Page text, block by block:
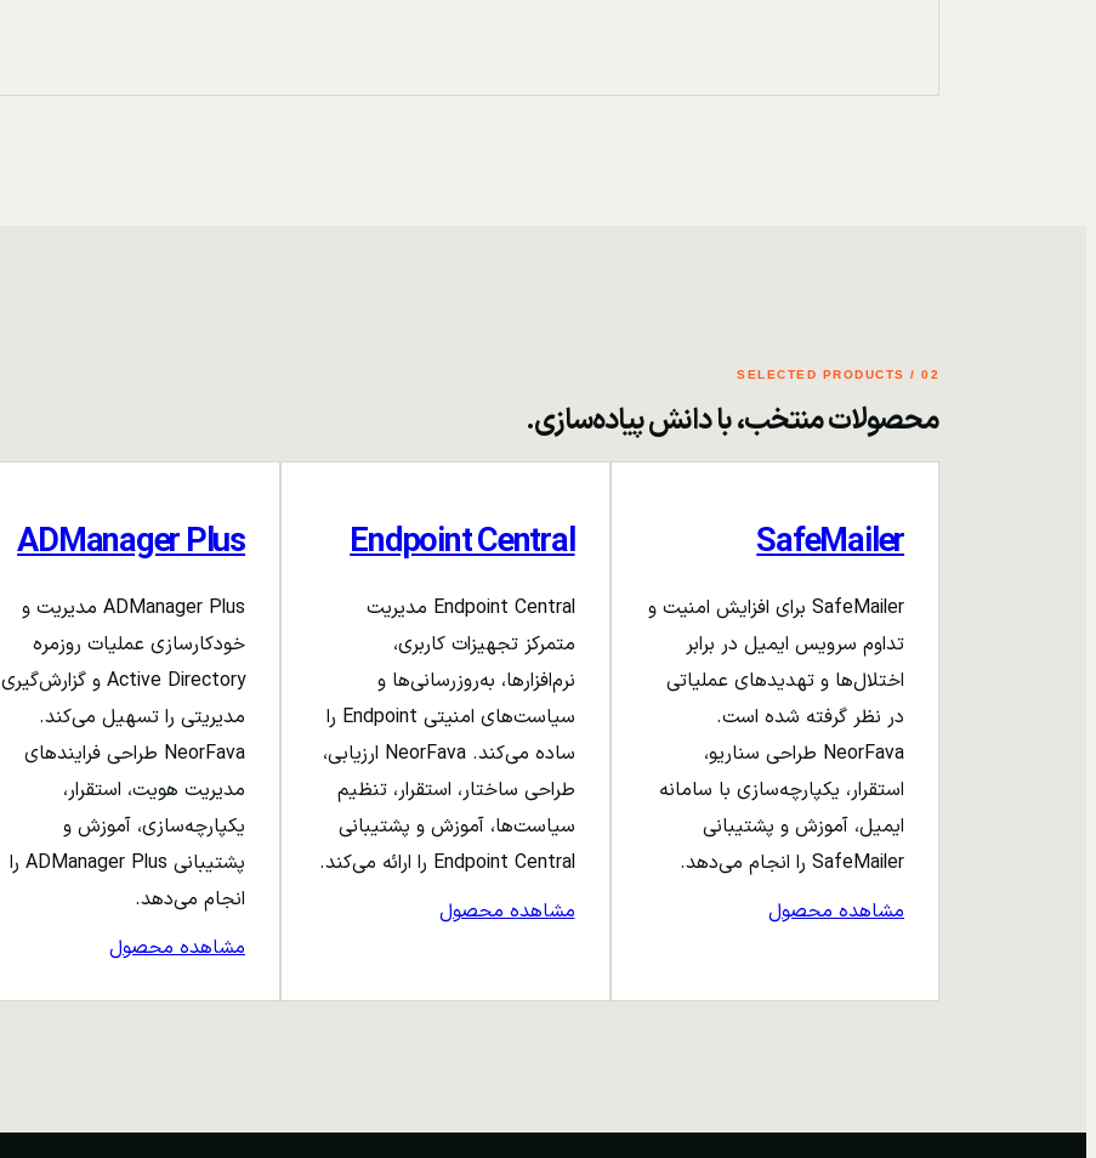
02 / SELECTED PRODUCTS
محصولات منتخب، با دانش پیاده‌سازی.
SafeMailer
SafeMailer برای افزایش امنیت و
تداوم سرویس ایمیل در برابر
اختلال‌ها و تهدیدهای عملیاتی
در نظر گرفته شده است.
NeorFava طراحی سناریو،
استقرار، یکپارچه‌سازی با سامانه
ایمیل، آموزش و پشتیبانی
SafeMailer را انجام می‌دهد.
مشاهده محصول
Endpoint Central
Endpoint Central مدیریت
متمرکز تجهیزات کاربری،
نرم‌افزارها، به‌روزرسانی‌ها و
سیاست‌های امنیتی Endpoint را
ساده می‌کند. NeorFava ارزیابی،
طراحی ساختار، استقرار، تنظیم
سیاست‌ها، آموزش و پشتیبانی
Endpoint Central را ارائه می‌کند.
مشاهده محصول
ADManager Plus
ADManager Plus مدیریت و
خودکارسازی عملیات روزمره
Active Directory و گزارش‌گیری
مدیریتی را تسهیل می‌کند.
NeorFava طراحی فرایندهای
مدیریت هویت، استقرار،
یکپارچه‌سازی، آموزش و
پشتیبانی ADManager Plus را
انجام می‌دهد.
مشاهده محصول